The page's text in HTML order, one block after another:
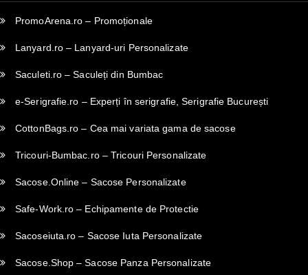
PromoArena.ro – Promoționale
Lanyard.ro – Lanyard-uri Personalizate
Saculeti.ro – Saculeți din Bumbac
e-Serigrafie.ro – Experți în serigrafie, Serigrafie București
CottonBags.ro – Cea mai variata gama de sacose
Tricouri-Bumbac.ro – Tricouri Personalizate
Sacose.Online – Sacose Personalizate
Safe-Work.ro – Echipamente de Protectie
Sacoseiuta.ro – Sacose Iuta Personalizate
Sacose.Shop – Sacose Panza Personalizate